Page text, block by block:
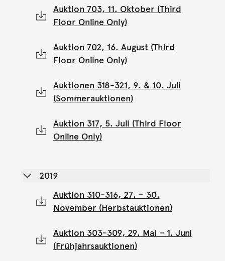
Auktion 703, 11. Oktober (Third
Floor Online Only)
Auktion 702, 16. August (Third
Floor Online Only)
Auktionen 318-321, 9. & 10. Juli
(Sommerauktionen)
Auktion 317, 5. Juli (Third Floor
Online Only)
2019
Auktion 310-316, 27. – 30.
November (Herbstauktionen)
Auktion 303-309, 29. Mai – 1. Juni
(Frühjahrsauktionen)